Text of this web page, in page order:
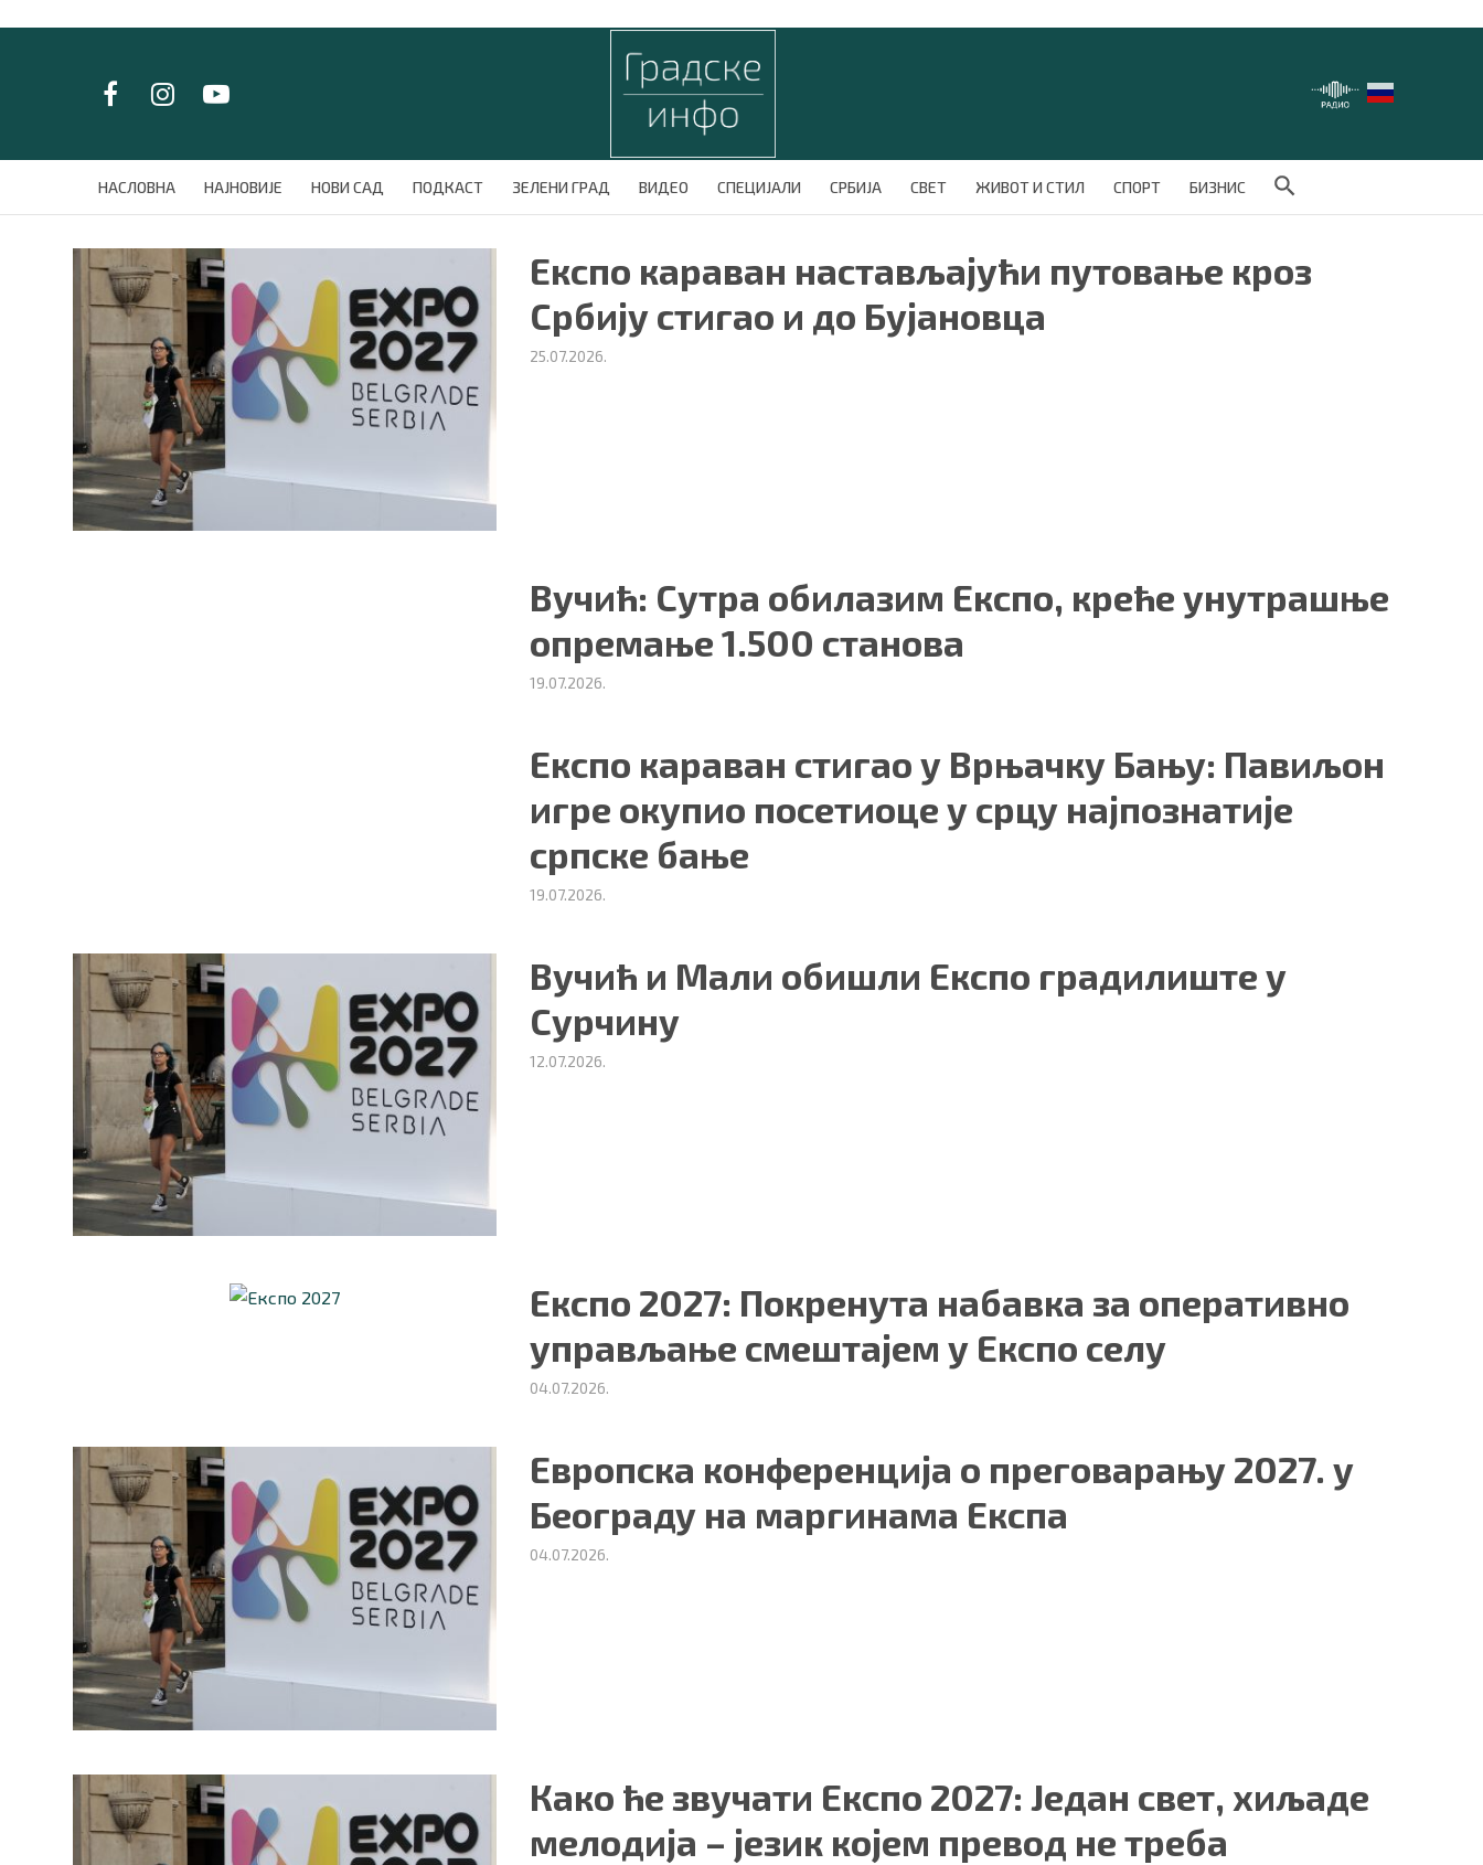
НАСЛОВНА НАЈНОВИЈЕ НОВИ САД ПОДКАСТ ЗЕЛЕНИ ГРАД ВИДЕО СПЕЦИЈАЛИ СРБИЈА СВЕТ ЖИВОТ И СТИЛ СПОРТ БИЗНИС
Search Button
Експо караван настављајући путовање кроз
Србију стигао и до Бујановца
25.07.2026.
Вучић: Сутра обилазим Експо, креће унутрашње
опремање 1.500 станова
19.07.2026.
Експо караван стигао у Врњачку Бању: Павиљон
игре окупио посетиоце у срцу најпознатије
српске бање
19.07.2026.
Вучић и Мали обишли Експо градилиште у
Сурчину
12.07.2026.
Експо 2027: Покренута набавка за оперативно
управљање смештајем у Експо селу
04.07.2026.
Европска конференција о преговарању 2027. у
Београду на маргинама Експа
04.07.2026.
Како ће звучати Експо 2027: Један свет, хиљаде
мелодија – језик којем превод не треба
НАСЛОВНА
НАЈНОВИЈЕ
НОВИ САД
ПОДКАСТ
ЗЕЛЕНИ ГРАД
СПЕЦИЈАЛИ
ЖИВОТ И СТИЛ
БИЗНИС